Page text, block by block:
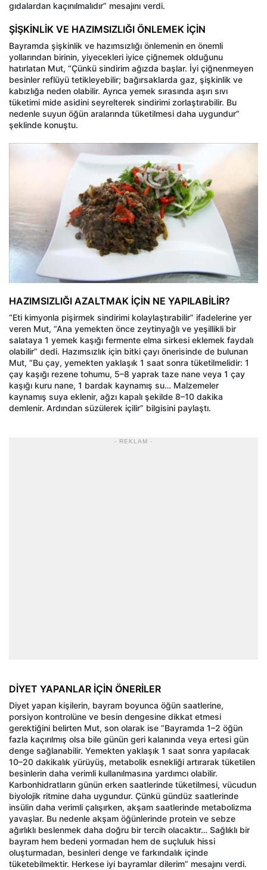
gıdalardan kaçınılmalıdır” mesajını verdi.
ŞİŞKİNLİK VE HAZIMSIZLIĞI ÖNLEMEK İÇİN
Bayramda şişkinlik ve hazımsızlığı önlemenin en önemli
yollarından birinin, yiyecekleri iyice çiğnemek olduğunu
hatırlatan Mut, “Çünkü sindirim ağızda başlar. İyi çiğnenmeyen
besinler reflüyü tetikleyebilir; bağırsaklarda gaz, şişkinlik ve
kabızlığa neden olabilir. Ayrıca yemek sırasında aşırı sıvı
tüketimi mide asidini seyrelterek sindirimi zorlaştırabilir. Bu
nedenle suyun öğün aralarında tüketilmesi daha uygundur”
şeklinde konuştu.
HAZIMSIZLIĞI AZALTMAK İÇİN NE YAPILABİLİR?
“Eti kimyonla pişirmek sindirimi kolaylaştırabilir” ifadelerine yer
veren Mut, “Ana yemekten önce zeytinyağlı ve yeşillikli bir
salataya 1 yemek kaşığı fermente elma sirkesi eklemek faydalı
olabilir” dedi. Hazımsızlık için bitki çayı önerisinde de bulunan
Mut, “Bu çay, yemekten yaklaşık 1 saat sonra tüketilmelidir: 1
çay kaşığı rezene tohumu, 5–8 yaprak taze nane veya 1 çay
kaşığı kuru nane, 1 bardak kaynamış su… Malzemeler
kaynamış suya eklenir, ağzı kapalı şekilde 8–10 dakika
demlenir. Ardından süzülerek içilir” bilgisini paylaştı.
- REKLAM -
DİYET YAPANLAR İÇİN ÖNERİLER
Diyet yapan kişilerin, bayram boyunca öğün saatlerine,
porsiyon kontrolüne ve besin dengesine dikkat etmesi
gerektiğini belirten Mut, son olarak ise “Bayramda 1–2 öğün
fazla kaçırılmış olsa bile günün geri kalanında veya ertesi gün
denge sağlanabilir. Yemekten yaklaşık 1 saat sonra yapılacak
10–20 dakikalık yürüyüş, metabolik esnekliği artırarak tüketilen
besinlerin daha verimli kullanılmasına yardımcı olabilir.
Karbonhidratların günün erken saatlerinde tüketilmesi, vücudun
biyolojik ritmine daha uygundur. Çünkü gündüz saatlerinde
insülin daha verimli çalışırken, akşam saatlerinde metabolizma
yavaşlar. Bu nedenle akşam öğünlerinde protein ve sebze
ağırlıklı beslenmek daha doğru bir tercih olacaktır… Sağlıklı bir
bayram hem bedeni yormadan hem de suçluluk hissi
oluşturmadan, besinleri denge ve farkındalık içinde
tüketebilmektir. Herkese iyi bayramlar dilerim” mesajını verdi.